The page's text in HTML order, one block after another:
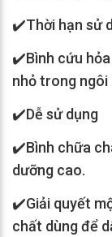
✔️Thời hạn sử
✔️Bình cứu
nhỏ trong ngôi
✔️Dễ sử dụng
✔️Bình chữa
dưỡng cao.
✔️Giải quyết
chất dùng để